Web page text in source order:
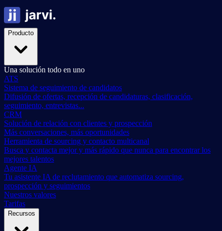
Producto
Una solución todo en uno
ATS
Sistema de seguimiento de candidatos
Difusión de ofertas, recepción de candidaturas, clasificación,
seguimiento, entrevistas...
CRM
Solución de relación con clientes y prospección
Más conversaciones, más oportunidades
Herramienta de sourcing y contacto multicanal
Busca y contacta mejor y más rápido que nunca para encontrar los
mejores talentos
Agente IA
Tu asistente IA de reclutamiento que automatiza sourcing,
prospección y seguimientos
Nuestros valores
Tarifas
Recursos